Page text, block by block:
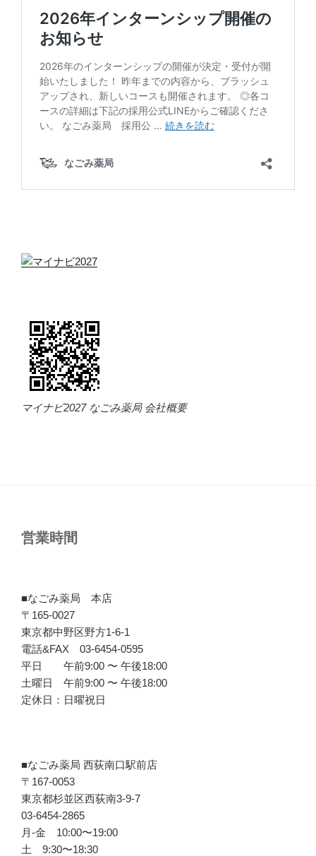
マイナビ2027 なごみ薬局 会社概要
営業時間
■なごみ薬局 本店
〒165-0027
東京都中野区野方1-6-1
電話&FAX 03-6454-0595
平日 午前9:00 〜 午後18:00
土曜日 午前9:00 〜 午後18:00
定休日：日曜祝日
■なごみ薬局 西荻南口駅前店
〒167-0053
東京都杉並区西荻南3-9-7
03-6454-2865
月-金 10:00〜19:00
土 9:30〜18:30